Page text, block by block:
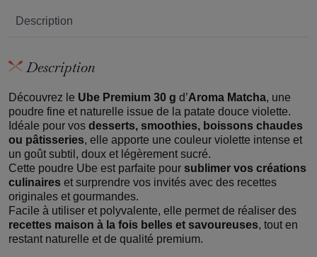
Description
Description
Découvrez le Ube Premium 30 g d’Aroma Matcha, une
poudre fine et naturelle issue de la patate douce violette.
Idéale pour vos desserts, smoothies, boissons chaudes
ou pâtisseries, elle apporte une couleur violette intense et
un goût subtil, doux et légèrement sucré.
Cette poudre Ube est parfaite pour sublimer vos créations
culinaires et surprendre vos invités avec des recettes
originales et gourmandes.
Facile à utiliser et polyvalente, elle permet de réaliser des
recettes maison à la fois belles et savoureuses, tout en
restant naturelle et de qualité premium.